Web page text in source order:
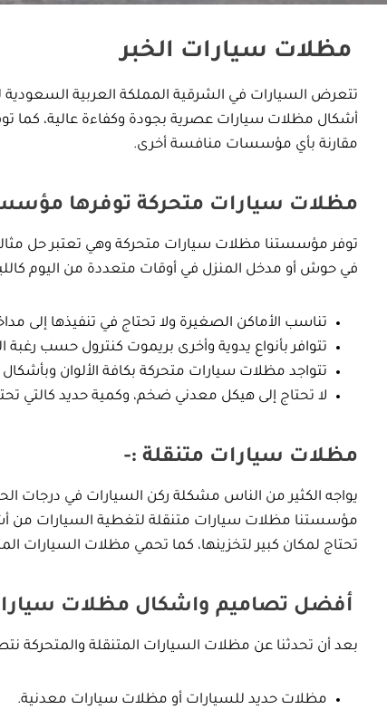
مظلات سيارات الخبر
تتعرض السيارات في الشرقية المملكة العربية
أشكال مظلات سيارات عصرية بجودة وكفاءة عالية،
مقارنة بأي مؤسسات منافسة أخرى.
مظلات سيارات متحركة توفرها
توفر مؤسستنا مظلات سيارات متحركة وهي تعتبر حل مثالي
في حوش أو مدخل المنزل في أوقات متعددة من اليوم
تناسب الأماكن الصغيرة ولا تحتاج في تنفيذها إلى
تتوافر بأنواع يدوية وأخرى بريموت كنترول حسب رغبة
تتواجد مظلات سيارات متحركة بكافة الألوان
لا تحتاج إلى هيكل معدني ضخم، وكمية حديد كالتي
مظلات سيارات متنقلة :-
يواجه الكثير من الناس مشكلة ركن السيارات في درجات
مؤسستنا مظلات سيارات متنقلة لتغطية السيارات من
تحتاج لمكان كبير لتخزينها، كما تحمي مظلات السيارات
أفضل تصاميم واشكال مظلات
بعد أن تحدثنا عن مظلات السيارات المتنقلة والمتحركة
مظلات حديد للسيارات أو مظلات سيارات معدنية.